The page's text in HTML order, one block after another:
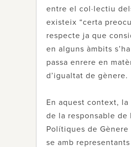
entre el col·lectiu
existeix “certa
respecte ja que
en alguns àmbits
passa enrere en
d’igualtat de gènere.
En aquest context,
de la responsable de
Polítiques de Gènere
se amb